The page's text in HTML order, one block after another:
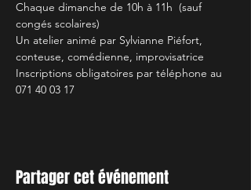
Chaque dimanche de 10h à 11h  (sauf
congés scolaires)
Un atelier animé par Sylvianne Piéfort,
conteuse, comédienne, improvisatrice
Inscriptions obligatoires par téléphone au
071 40 03 17
Partager cet événement